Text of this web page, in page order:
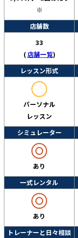
※
店舗数
33
(店舗一覧)
レッスン形式
パーソナル
レッスン
シミュレーター
あり
一式レンタル
あり
トレーナーと日々相談